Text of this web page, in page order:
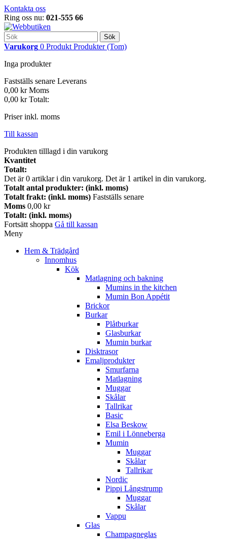
Kontakta oss
Ring oss nu: 021-555 66
Sök
Varukorg 0 Produkt Produkter (Tom)
Inga produkter
Fastställs senare Leverans
0,00 kr Moms
0,00 kr Totalt:
Priser inkl. moms
Till kassan
Produkten tilllagd i din varukorg
Kvantitet
Totalt:
Det är0 artiklar i din varukorg. Det är 1 artikel in din varukorg.
Totalt antal produkter: (inkl. moms)
Totalt frakt: (inkl. moms) Fastställs senare
Moms 0,00 kr
Totalt: (inkl. moms)
Fortsätt shoppa Gå till kassan
Meny
Hem & Trädgård
Innomhus
Kök
Matlagning och bakning
Mumins in the kitchen
Mumin Bon Appétit
Brickor
Burkar
Plåtburkar
Glasburkar
Mumin burkar
Disktrasor
Emaljprodukter
Smurfarna
Matlagning
Muggar
Skålar
Tallrikar
Basic
Elsa Beskow
Emil i Lönneberga
Mumin
Muggar
Skålar
Tallrikar
Nordic
Pippi Långstrump
Muggar
Skålar
Vappu
Glas
Champagneglas